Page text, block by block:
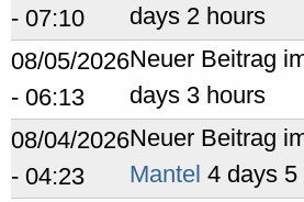
- 07:10
days 2 hours
08/05/2026
- 06:13
Neuer Beitrag
days 3 hours
08/04/2026
- 04:23
Neuer Beitrag
Mantel 4 days 5